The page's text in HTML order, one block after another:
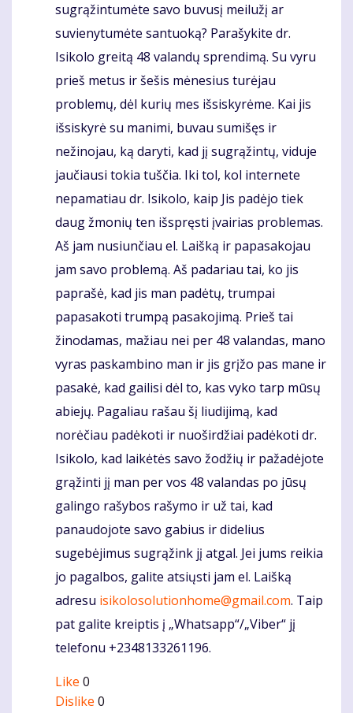
sugrąžintumėte savo buvusį meilužį ar
suvienytumėte santuoką? Parašykite dr.
Isikolo greitą 48 valandų sprendimą. Su vyru
prieš metus ir šešis mėnesius turėjau
problemų, dėl kurių mes išsiskyrėme. Kai jis
išsiskyrė su manimi, buvau sumišęs ir
nežinojau, ką daryti, kad jį sugrąžintų, viduje
jaučiausi tokia tuščia. Iki tol, kol internete
nepamatiau dr. Isikolo, kaip Jis padėjo tiek
daug žmonių ten išspręsti įvairias problemas.
Aš jam nusiunčiau el. Laišką ir papasakojau
jam savo problemą. Aš padariau tai, ko jis
paprašė, kad jis man padėtų, trumpai
papasakoti trumpą pasakojimą. Prieš tai
žinodamas, mažiau nei per 48 valandas, mano
vyras paskambino man ir jis grįžo pas mane ir
pasakė, kad gailisi dėl to, kas vyko tarp mūsų
abiejų. Pagaliau rašau šį liudijimą, kad
norėčiau padėkoti ir nuoširdžiai padėkoti dr.
Isikolo, kad laikėtės savo žodžių ir pažadėjote
grąžinti jį man per vos 48 valandas po jūsų
galingo rašybos rašymo ir už tai, kad
panaudojote savo gabius ir didelius
sugebėjimus sugrąžink jį atgal. Jei jums reikia
jo pagalbos, galite atsiųsti jam el. Laišką
adresu isikolosolutionhome@gmail.com. Taip
pat galite kreiptis į „Whatsapp“/„Viber“ jį
telefonu +2348133261196.
Like 0
Dislike 0